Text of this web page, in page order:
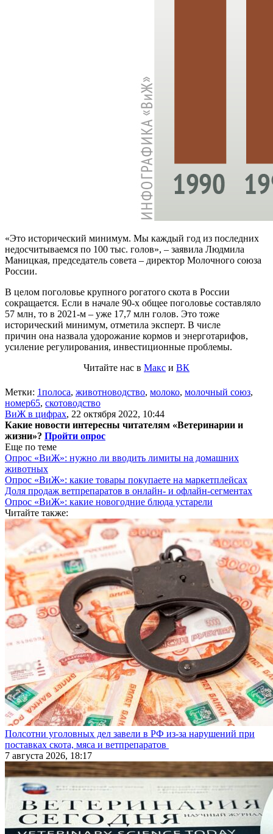
«Это исторический минимум. Мы каждый год из последних
недосчитываемся по 100 тыс. голов», – заявила Людмила
Маницкая, председатель совета – директор Молочного союза
России.
В целом поголовье крупного рогатого скота в России
сокращается. Если в начале 90-х общее поголовье составляло
57 млн, то в 2021-м – уже 17,7 млн голов. Это тоже
исторический минимум, отметила эксперт. В числе
причин она назвала удорожание кормов и энерготарифов,
усиление регулирования, инвестиционные проблемы.
Читайте нас в Макс и ВК
Метки: 1полоса, животноводство, молоко, молочный союз,
номер65, скотоводство
ВиЖ в цифрах, 22 октября 2022, 10:44
Какие новости интересны читателям «Ветеринарии и
жизни»? Пройти опрос
Еще по теме
Опрос «ВиЖ»: нужно ли вводить лимиты на домашних
животных
Опрос «ВиЖ»: какие товары покупаете на маркетплейсах
Доля продаж ветпрепаратов в онлайн- и офлайн-сегментах
Опрос «ВиЖ»: какие новогодние блюда устарели
Читайте также:
Полсотни уголовных дел завели в РФ из-за нарушений при
поставках скота, мяса и ветпрепаратов
7 августа 2026, 18:17